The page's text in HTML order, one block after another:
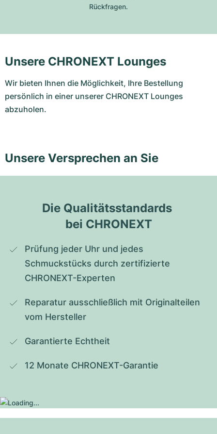
Rückfragen.
Unsere CHRONEXT Lounges
Wir bieten Ihnen die Möglichkeit, Ihre Bestellung
persönlich in einer unserer CHRONEXT Lounges
abzuholen.
Unsere Versprechen an Sie
Die Qualitätsstandards
bei CHRONEXT
Prüfung jeder Uhr und jedes
Schmuckstücks durch zertifizierte
CHRONEXT-Experten
Reparatur ausschließlich mit Originalteilen
vom Hersteller
Garantierte Echtheit
12 Monate CHRONEXT-Garantie